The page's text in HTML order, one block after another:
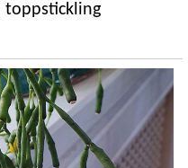
toppstickling